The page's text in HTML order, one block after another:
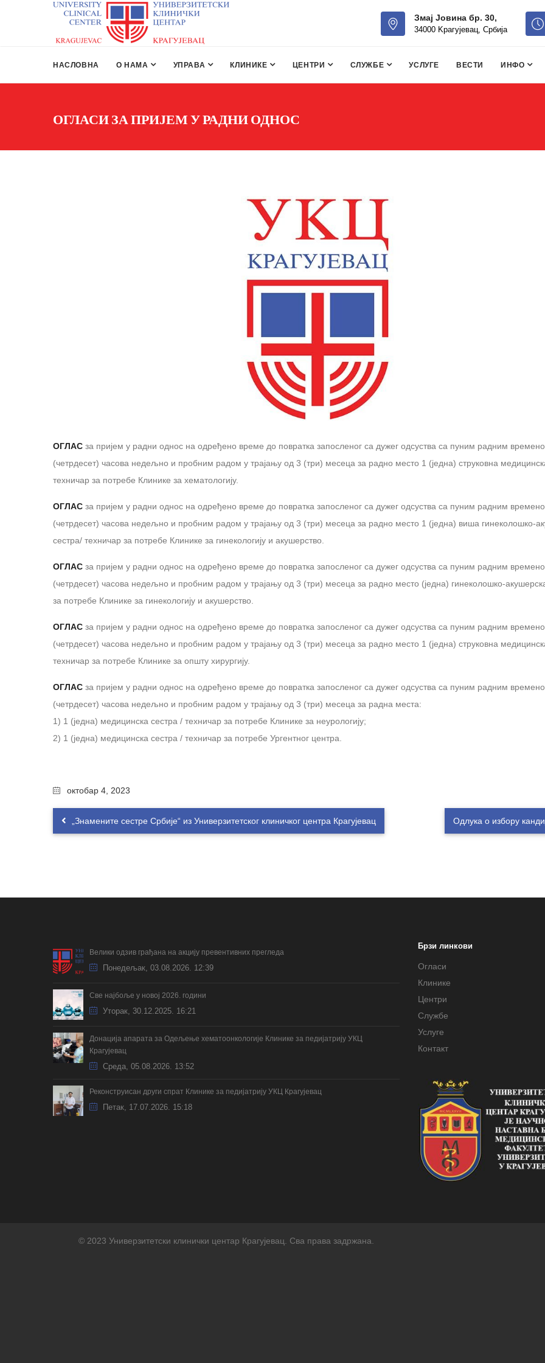
Змај Јовина бр. 30,
34000 Kрагујевац, Србија
НАСЛОВНА О НАМА УПРАВА КЛИНИКЕ ЦЕНТРИ СЛУЖБЕ УСЛУГЕ ВЕСТИ ИНФО
ОГЛАСИ ЗА ПРИЈЕМ У РАДНИ ОДНОС
ОГЛАС за пријем у радни однос на одређено време до повратка запосленог са дужег одсуства са пуним радним
(четрдесет) часова недељно и пробним радом у трајању од 3 (три) месеца за радно место 1 (једна) струковна
техничар за потребе Клинике за хематологију.
ОГЛАС за пријем у радни однос на одређено време до повратка запосленог са дужег одсуства са пуним радним
(четрдесет) часова недељно и пробним радом у трајању од 3 (три) месеца за радно место 1 (једна) виша гинеколошко-
сестра/ техничар за потребе Клинике за гинекологију и акушерство.
ОГЛАС за пријем у радни однос на одређено време до повратка запосленог са дужег одсуства са пуним радним
(четрдесет) часова недељно и пробним радом у трајању од 3 (три) месеца за радно место (једна) гинеколошко-
за потребе Клинике за гинекологију и акушерство.
ОГЛАС за пријем у радни однос на одређено време до повратка запосленог са дужег одсуства са пуним радним
(четрдесет) часова недељно и пробним радом у трајању од 3 (три) месеца за радно место 1 (једна) струковна
техничар за потребе Клинике за општу хирургију.
ОГЛАС за пријем у радни однос на одређено време до повратка запосленог са дужег одсуства са пуним радним
(четрдесет) часова недељно и пробним радом у трајању од 3 (три) месеца за радна места:
1) 1 (једна) медицинска сестра / техничар за потребе Клинике за неурологију;
2) 1 (једна) медицинска сестра / техничар за потребе Ургентног центра.
октобар 4, 2023
„Знамените сестре Србије“ из Универзитетског клиничког центра Крагујевац Одлука о избору
Велики одзив грађана на акцију превентивних прегледа
Понедељак, 03.08.2026. 12:39
Све најбоље у новој 2026. години
Уторак, 30.12.2025. 16:21
Донација апарата за Одељење хематоонкологије Клинике за педијатрију УКЦ
Крагујевац
Cреда, 05.08.2026. 13:52
Реконструисан други спрат Клинике за педијатрију УКЦ Крагујевац
Петак, 17.07.2026. 15:18
Брзи линкови
Огласи
Клинике
Центри
Службе
Услуге
Контакт
© 2023 Универзитетски клинички центар Крагујевац. Сва права задржана.